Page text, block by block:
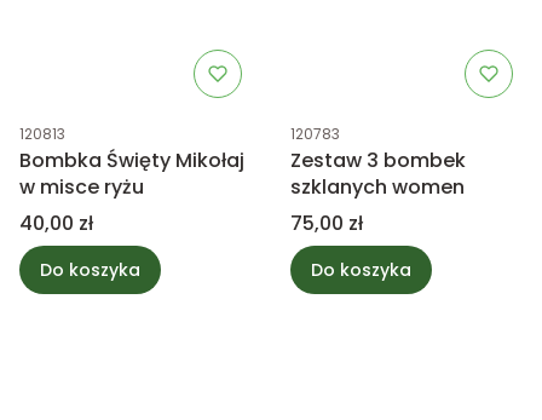
Kod produktu
120813
Bombka Święty Mikołaj
w misce ryżu
Cena
40,00 zł
Do koszyka
Kod produktu
120783
Zestaw 3 bombek
szklanych women
Cena
75,00 zł
Do koszyka